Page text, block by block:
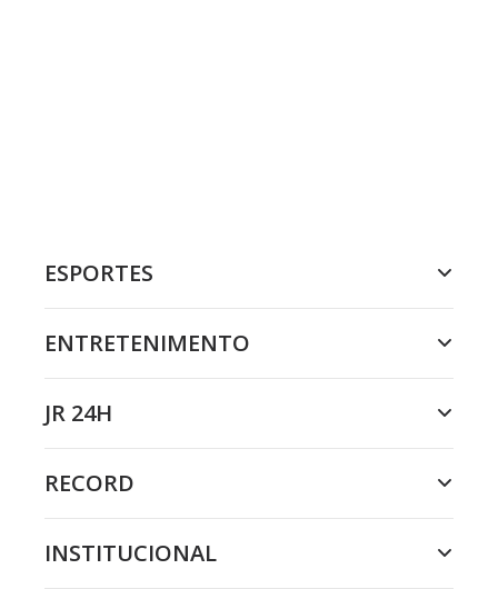
ESPORTES
ENTRETENIMENTO
JR 24H
RECORD
INSTITUCIONAL